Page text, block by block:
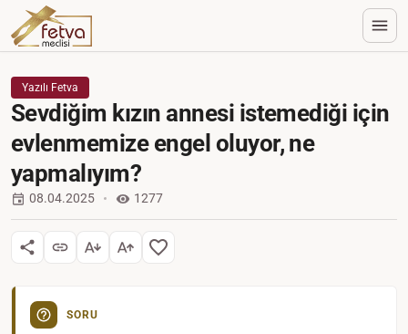
Yazılı Fetva
Sevdiğim kızın annesi istemediği için
evlenmemize engel oluyor, ne
yapmalıyım?
08.04.2025 1277
SORU